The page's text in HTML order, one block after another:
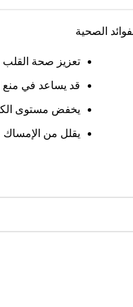
الصحية
تعزيز صحة القلب
قد يساعد في منع
يخفض مستوى
يقلل من الإمساك